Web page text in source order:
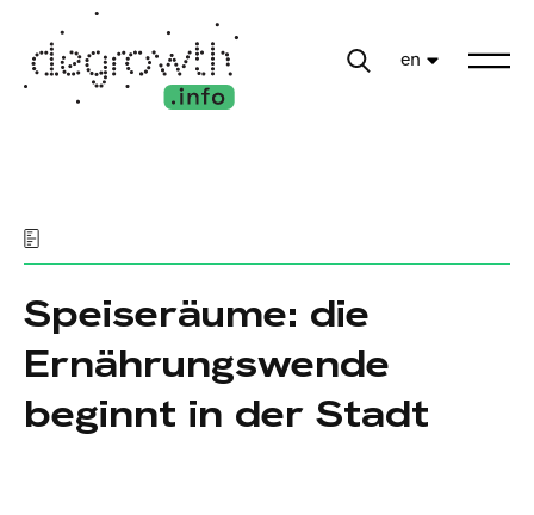
en
Speiseräume: die
Ernährungswende
beginnt in der Stadt